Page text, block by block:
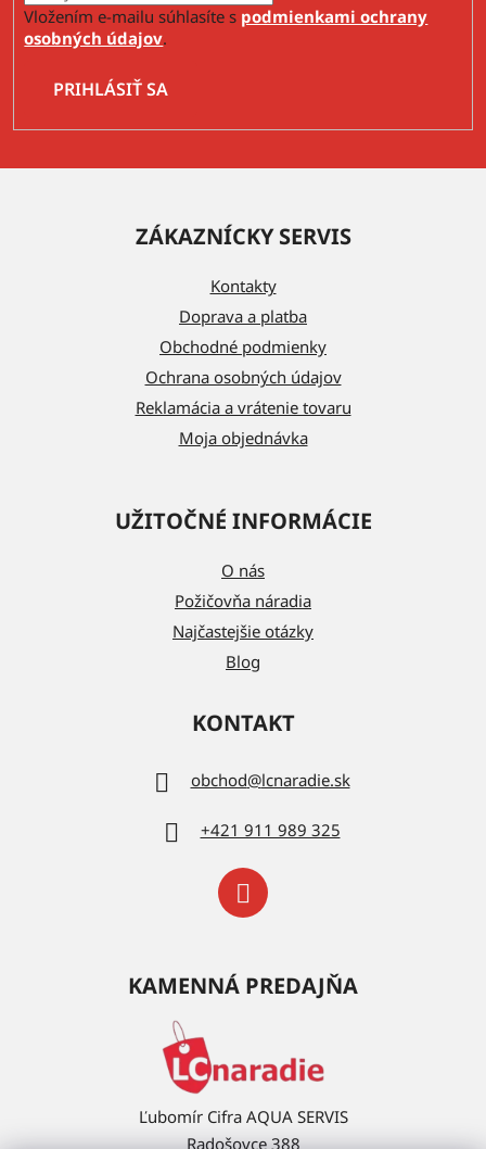
Vložením e-mailu súhlasíte s podmienkami ochrany
osobných údajov.
PRIHLÁSIŤ SA
ZÁKAZNÍCKY SERVIS
Kontakty
Doprava a platba
Obchodné podmienky
Ochrana osobných údajov
Reklamácia a vrátenie tovaru
Moja objednávka
UŽITOČNÉ INFORMÁCIE
O nás
Požičovňa náradia
Najčastejšie otázky
Blog
KONTAKT
obchod@lcnaradie.sk
+421 911 989 325
KAMENNÁ PREDAJŇA
Ľubomír Cifra AQUA SERVIS
Radošovce 388